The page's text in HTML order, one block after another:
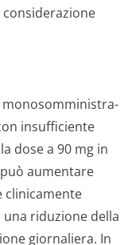
monosomministra­
insufficiente
dose a 90 mg in
aumentare
clinicamente
riduzione della
giornaliera. In